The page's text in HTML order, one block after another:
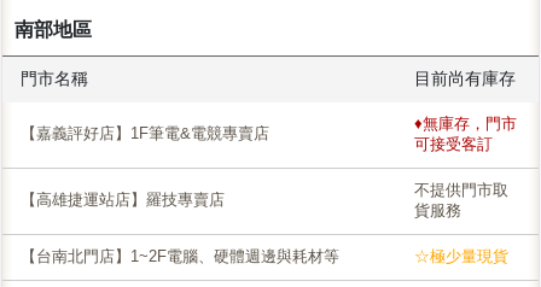
南部地區
門市名稱 目前尚有庫存
【嘉義評好店】1F筆電&電競專賣店
♦無庫存，門市
可接受客訂
【高雄捷運站店】羅技專賣店
不提供門市取
貨服務
【台南北門店】1~2F電腦、硬體週邊與耗材等 ☆極少量現貨